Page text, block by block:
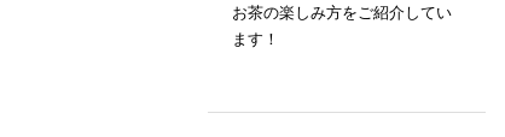
お茶の楽しみ方をご紹介してい
ます！